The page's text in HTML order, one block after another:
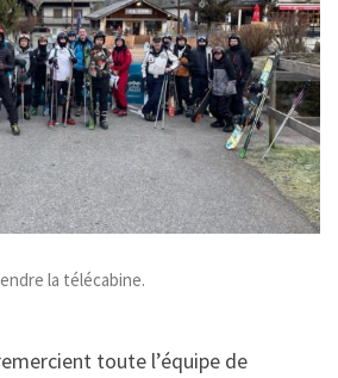
la télécabine.
toute l’équipe de